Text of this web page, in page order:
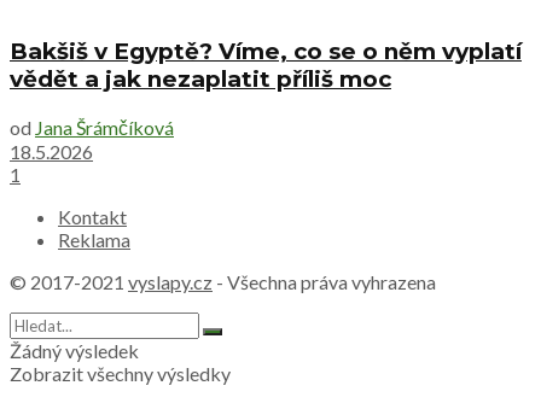
Bakšiš v Egyptě? Víme, co se o něm vyplatí
vědět a jak nezaplatit příliš moc
od Jana Šrámčíková
18.5.2026
1
Kontakt
Reklama
© 2017-2021 vyslapy.cz - Všechna práva vyhrazena
Žádný výsledek
Zobrazit všechny výsledky